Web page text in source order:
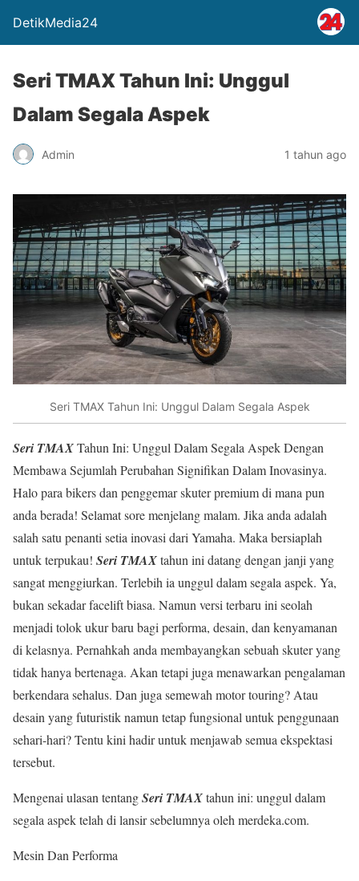
DetikMedia24
Seri TMAX Tahun Ini: Unggul
Dalam Segala Aspek
Admin 1 tahun ago
Seri TMAX Tahun Ini: Unggul Dalam Segala Aspek
Seri TMAXTahun Ini: Unggul Dalam Segala Aspek Dengan
Membawa Sejumlah Perubahan Signifikan Dalam Inovasinya.
Halo para bikers dan penggemar skuter premium di mana pun
anda berada! Selamat sore menjelang malam. Jika anda adalah
salah satu penanti setia inovasi dari Yamaha. Maka bersiaplah
untuk terpukau! Seri TMAXtahun ini datang dengan janji yang
sangat menggiurkan. Terlebih ia unggul dalam segala aspek. Ya,
bukan sekadar facelift biasa. Namun versi terbaru ini seolah
menjadi tolok ukur baru bagi performa, desain, dan kenyamanan
di kelasnya. Pernahkah anda membayangkan sebuah skuter yang
tidak hanya bertenaga. Akan tetapi juga menawarkan pengalaman
berkendara sehalus. Dan juga semewah motor touring? Atau
desain yang futuristik namun tetap fungsional untuk penggunaan
sehari-hari? Tentu kini hadir untuk menjawab semua ekspektasi
tersebut.
Mengenai ulasan tentangSeri TMAXtahun ini: unggul dalam
segala aspek telah di lansir sebelumnya oleh merdeka.com.
Mesin Dan Performa